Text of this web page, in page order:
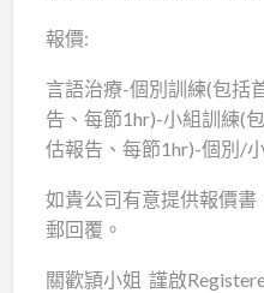
報價:
言語治療-個別訓練(包括
告、每節1hr)-小組訓練(
估報告、每節1hr)-個別/
如貴公司有意提供報價
郵回覆。
關歡頴小姐 𧫴啟